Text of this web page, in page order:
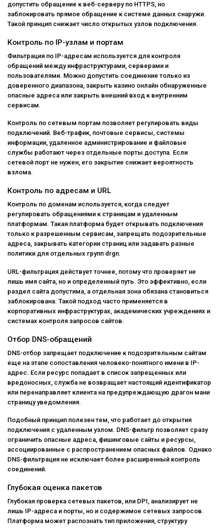
допустить обращение к веб-серверу по HTTPS, но
заблокировать прямое обращение к системе данных снаружи.
Такой принцип снижает число открытых узлов подключения.
Контроль по IP-узлам и портам
Фильтрация по IP-адресам используется для контроля
обращений между инфраструктурами, серверами и
пользователями. Можно допустить соединение только из
доверенного диапазона, закрыть казино онлайн обнаруженные
опасные адреса или закрыть внешний вход к внутренним
сервисам.
Контроль по сетевым портам позволяет регулировать виды
подключений. Веб-трафик, почтовые сервисы, системы
информации, удаленное администрирование и файловые
службы работают через отдельные порты доступа. Если
сетевой порт не нужен, его закрытие снижает вероятность
взлома.
Контроль по адресам и URL
Контроль по доменам используется, когда следует
регулировать обращениями к страницам и удаленным
платформам. Такая платформа будет открывать подключения
только к разрешенным сервисам, запрещать подозрительные
адреса, закрывать категории страниц или задавать разные
политики для отдельных групп drgn.
URL-фильтрация действует точнее, потому что проверяет не
лишь имя сайта, но и определенный путь. Это эффективно, если
раздел сайта допустима, а отдельная зона обязана становиться
заблокирована. Такой подход часто применяется в
корпоративных инфраструктурах, академических учреждениях и
системах контроля запросов сайтов.
Отбор DNS-обращений
DNS-отбор запрещает подключение к подозрительным сайтам
еще на этапе сопоставления человеко-понятного имени в IP-
адрес. Если ресурс попадает в список запрещенных или
вредоносных, служба не возвращает настоящий идентификатор
или перенаправляет клиента на предупреждающую драгон мани
страницу уведомления.
Подобный принцип полезен тем, что работает до открытия
подключения с удаленным узлом. DNS-фильтр позволяет сразу
ограничить опасные адреса, фишинговые сайты и ресурсы,
ассоциированные с распространением опасных файлов. Однако
DNS-фильтрация не исключает более расширенный контроль
соединений.
Глубокая оценка пакетов
Глубокая проверка сетевых пакетов, или DPI, анализирует не
лишь IP-адреса и порты, но и содержимое сетевых запросов.
Платформа может распознать тип приложения, структуру